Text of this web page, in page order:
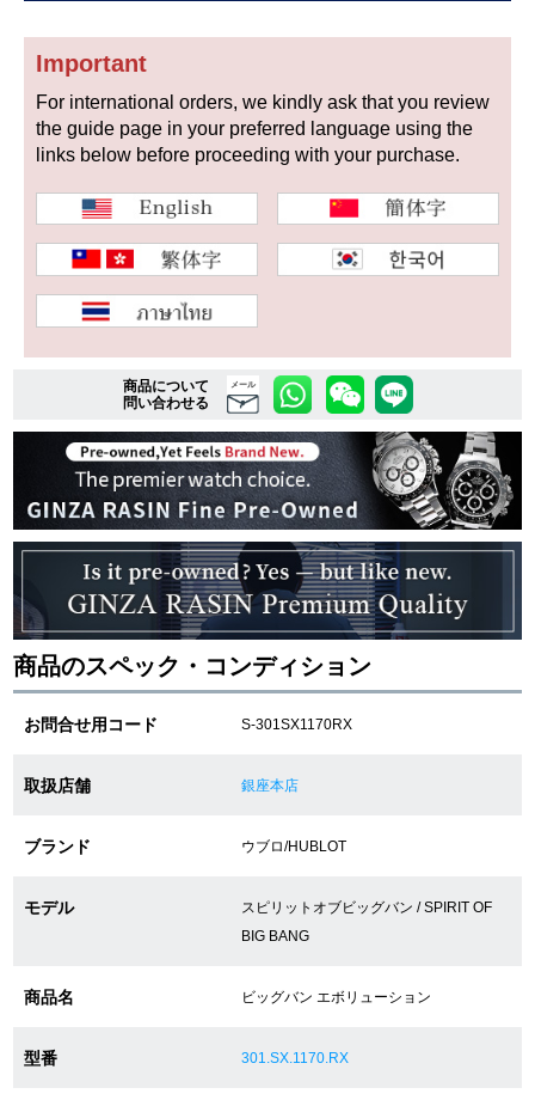
コンスタンタン
商品の状態から探す
新品 未使用品
中古品 アンティーク品
WEB限定品
複数条件で商品を絞り込む
詳細検索はこちら
ご利用ガイド
GINZA RASINのプレミアムクオリティについて
送料・お支払方法
ショッピングローンの流れ
よくある質問
お問い合わせ
ショップサービス
保証・アフターサービス
ラッピングサービス
Important
For international orders, we kindly ask that you review
the guide page in your preferred language using the
links below before proceeding with your purchase.
商品について
問い合わせる
メール
商品のスペック・コンディション
お問合せ用コード S-301SX1170RX
取扱店舗 銀座本店
ブランド ウブロ/HUBLOT
モデル
スピリットオブビッグバン / SPIRIT OF
BIG BANG
商品名 ビッグバン エボリューション
型番 301.SX.1170.RX